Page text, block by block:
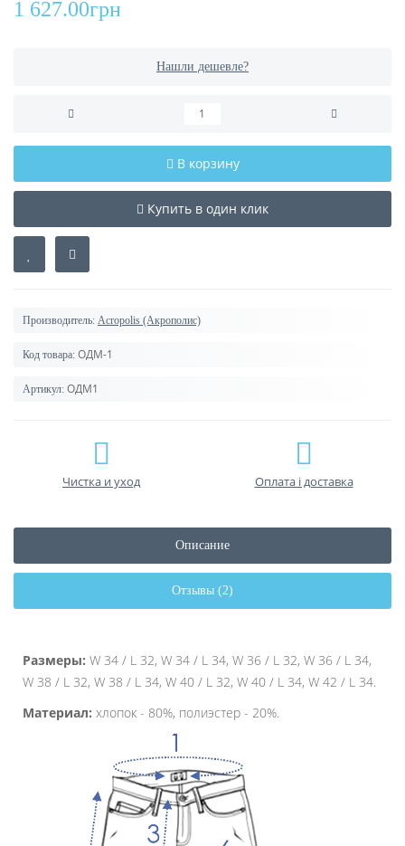
1 627.00грн
Нашли дешевле?
В корзину
Купить в один клик
Производитель: Acropolis (Акрополис)
Код товара: ОДМ-1
Артикул: ОДМ1
Чистка и уход Оплата і доставка
Описание
Отзывы (2)
Размеры: W 34 / L 32, W 34 / L 34, W 36 / L 32, W 36 / L 34,
W 38 / L 32, W 38 / L 34, W 40 / L 32, W 40 / L 34, W 42 / L 34.
Материал: хлопок - 80%, полиэстер - 20%.